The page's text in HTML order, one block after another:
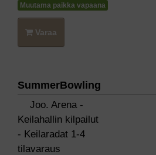
Muutama paikka vapaana
Varaa
SummerBowling
Joo. Arena -
Keilahallin kilpailut
- Keilaradat 1-4
tilavaraus